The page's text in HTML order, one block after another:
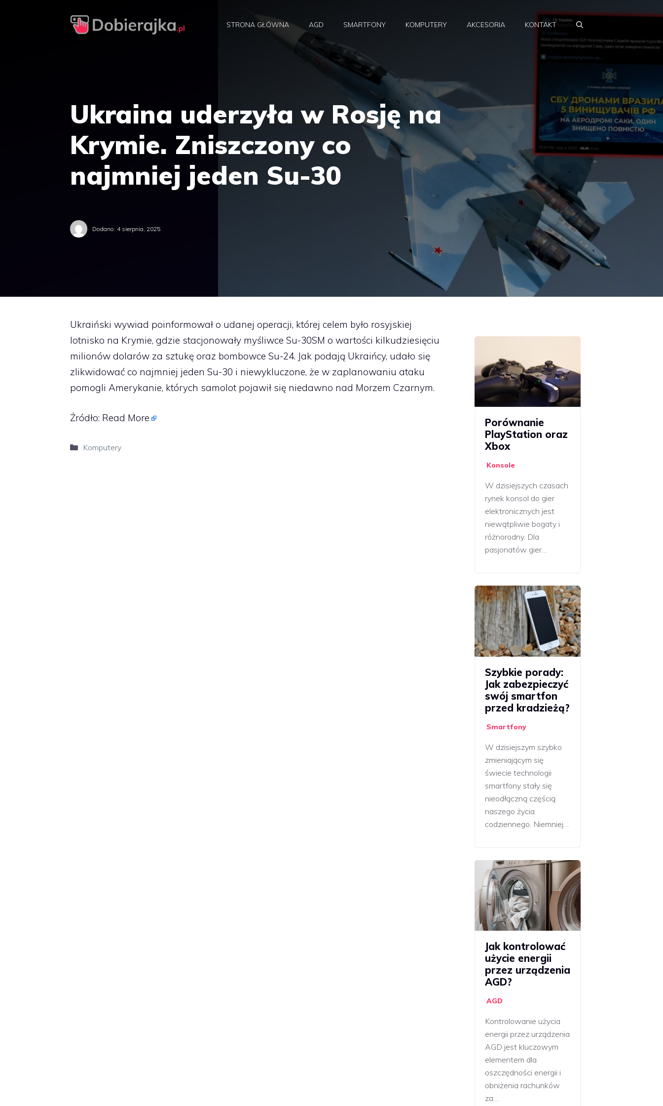
STRONA GŁÓWNA AGD SMARTFONY KOMPUTERY AKCESORIA KONTAKT
Ukraina uderzyła w Rosję na
Krymie. Zniszczony co
najmniej jeden Su-30
Dodano: 4 sierpnia, 2025
Ukraiński wywiad poinformował o udanej operacji, której celem było rosyjskiej
lotnisko na Krymie, gdzie stacjonowały myśliwce Su-30SM o wartości kilkudziesięciu
milionów dolarów za sztukę oraz bombowce Su-24. Jak podają Ukraińcy, udało się
zlikwidować co najmniej jeden Su-30 i niewykluczone, że w zaplanowaniu ataku
pomogli Amerykanie, których samolot pojawił się niedawno nad Morzem Czarnym.
Źródło: Read More
Kategorie
Komputery
Porównanie
PlayStation oraz
Xbox
Konsole
W dzisiejszych czasach
rynek konsol do gier
elektronicznych jest
niewątpliwie bogaty i
różnorodny. Dla
pasjonatów gier…
Szybkie porady:
Jak zabezpieczyć
swój smartfon
przed kradzieżą?
Smartfony
W dzisiejszym szybko
zmieniającym się
świecie technologii
smartfony stały się
nieodłączną częścią
naszego życia
codziennego. Niemniej…
Jak kontrolować
użycie energii
przez urządzenia
AGD?
AGD
Kontrolowanie użycia
energii przez urządzenia
AGD jest kluczowym
elementem dla
oszczędności energii i
obniżenia rachunków
za…